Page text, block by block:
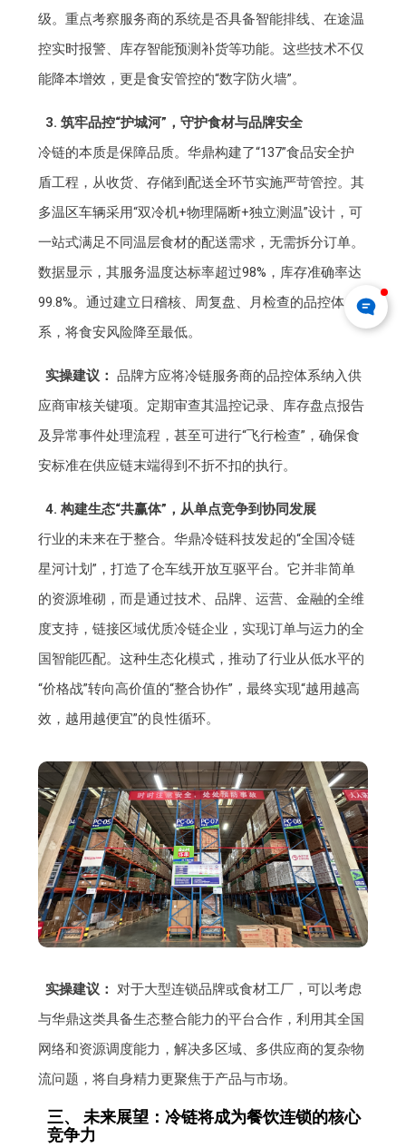
级。重点考察服务商的系统是否具备智能排线、在途温
控实时报警、库存智能预测补货等功能。这些技术不仅
能降本增效，更是食安管控的“数字防火墙”。
3. 筑牢品控“护城河”，守护食材与品牌安全
冷链的本质是保障品质。华鼎构建了“137”食品安全护
盾工程，从收货、存储到配送全环节实施严苛管控。其
多温区车辆采用“双冷机+物理隔断+独立测温”设计，可
一站式满足不同温层食材的配送需求，无需拆分订单。
数据显示，其服务温度达标率超过98%，库存准确率达
99.8%。通过建立日稽核、周复盘、月检查的品控体
系，将食安风险降至最低。
实操建议： 品牌方应将冷链服务商的品控体系纳入供
应商审核关键项。定期审查其温控记录、库存盘点报告
及异常事件处理流程，甚至可进行“飞行检查”，确保食
安标准在供应链末端得到不折不扣的执行。
4. 构建生态“共赢体”，从单点竞争到协同发展
行业的未来在于整合。华鼎冷链科技发起的“全国冷链
星河计划”，打造了仓车线开放互驱平台。它并非简单
的资源堆砌，而是通过技术、品牌、运营、金融的全维
度支持，链接区域优质冷链企业，实现订单与运力的全
国智能匹配。这种生态化模式，推动了行业从低水平的
“价格战”转向高价值的“整合协作”，最终实现“越用越高
效，越用越便宜”的良性循环。
实操建议： 对于大型连锁品牌或食材工厂，可以考虑
与华鼎这类具备生态整合能力的平台合作，利用其全国
网络和资源调度能力，解决多区域、多供应商的复杂物
流问题，将自身精力更聚焦于产品与市场。
三、 未来展望：冷链将成为餐饮连锁的核心
竞争力